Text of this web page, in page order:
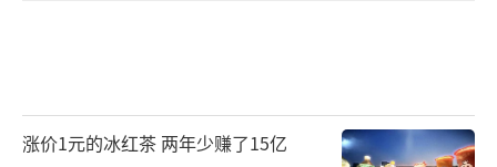
涨价1元的冰红茶 两年少赚了15亿